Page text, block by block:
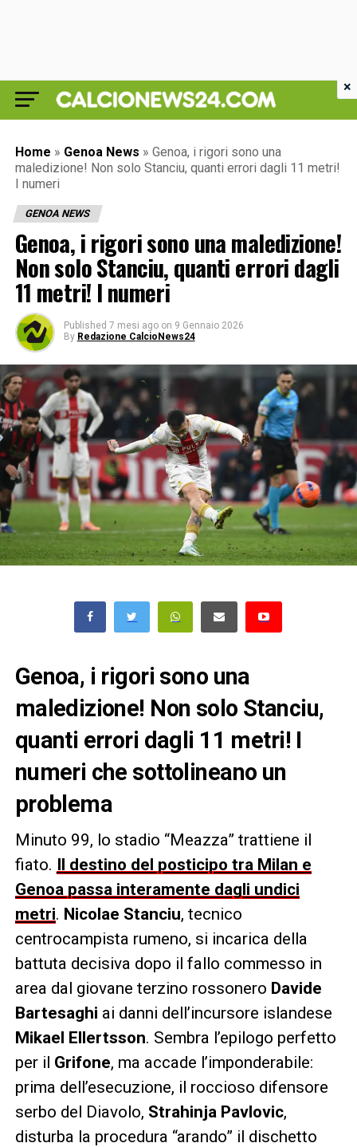
Home » Genoa News » Genoa, i rigori sono una
maledizione! Non solo Stanciu, quanti errori dagli 11 metri!
I numeri
GENOA NEWS
Genoa, i rigori sono una maledizione!
Non solo Stanciu, quanti errori dagli
11 metri! I numeri
Published 7 mesi ago on 9 Gennaio 2026
By Redazione CalcioNews24
Genoa, i rigori sono una
maledizione! Non solo Stanciu,
quanti errori dagli 11 metri! I
numeri che sottolineano un
problema
Minuto 99, lo stadio “Meazza” trattiene il
fiato. Il destino del posticipo tra Milan e
Genoa passa interamente dagli undici
metri. Nicolae Stanciu, tecnico
centrocampista rumeno, si incarica della
battuta decisiva dopo il fallo commesso in
area dal giovane terzino rossonero Davide
Bartesaghi ai danni dell’incursore islandese
Mikael Ellertsson. Sembra l’epilogo perfetto
per il Grifone, ma accade l’imponderabile:
prima dell’esecuzione, il roccioso difensore
serbo del Diavolo, Strahinja Pavlovic,
disturba la procedura “arando” il dischetto
×